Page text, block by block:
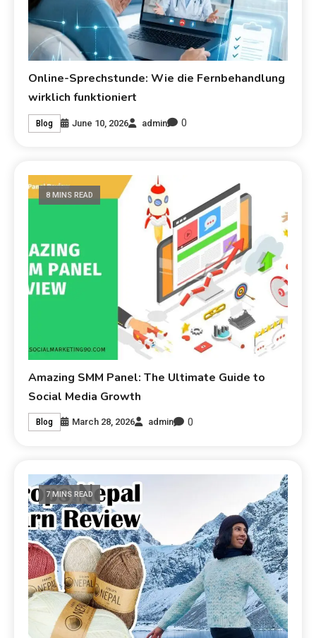
Online-Sprechstunde: Wie die Fernbehandlung
wirklich funktioniert
Blog June 10, 2026 admin 0
8 MINS READ
Amazing SMM Panel: The Ultimate Guide to
Social Media Growth
Blog March 28, 2026 admin 0
7 MINS READ